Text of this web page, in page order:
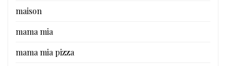
maison
mama mia
mama mia pizza